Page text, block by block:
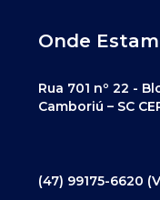
Onde
Rua 701 nº 22 -
Camboriú – SC
(47) 99175-6620